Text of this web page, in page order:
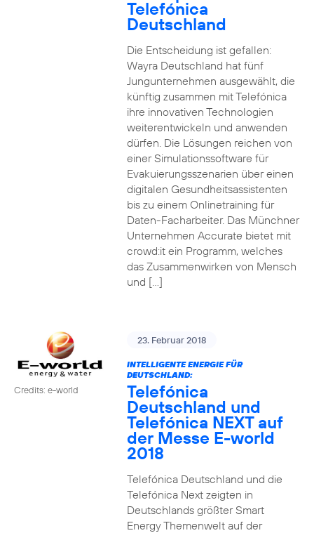
Telefónica
Deutschland
Die Entscheidung ist gefallen:
Wayra Deutschland hat fünf
Jungunternehmen ausgewählt, die
künftig zusammen mit Telefónica
ihre innovativen Technologien
weiterentwickeln und anwenden
dürfen. Die Lösungen reichen von
einer Simulationssoftware für
Evakuierungsszenarien über einen
digitalen Gesundheitsassistenten
bis zu einem Onlinetraining für
Daten-Facharbeiter. Das Münchner
Unternehmen Accurate bietet mit
crowd:it ein Programm, welches
das Zusammenwirken von Mensch
und […]
Credits: e-world
23. Februar 2018
INTELLIGENTE ENERGIE FÜR
DEUTSCHLAND:
Telefónica
Deutschland und
Telefónica NEXT auf
der Messe E-world
2018
Telefónica Deutschland und die
Telefónica Next zeigten in
Deutschlands größter Smart
Energy Themenwelt auf der